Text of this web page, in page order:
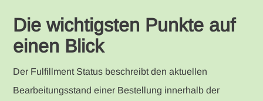
Die wichtigsten Punkte auf
einen Blick
Der Fulfillment Status beschreibt den aktuellen
Bearbeitungsstand einer Bestellung innerhalb der